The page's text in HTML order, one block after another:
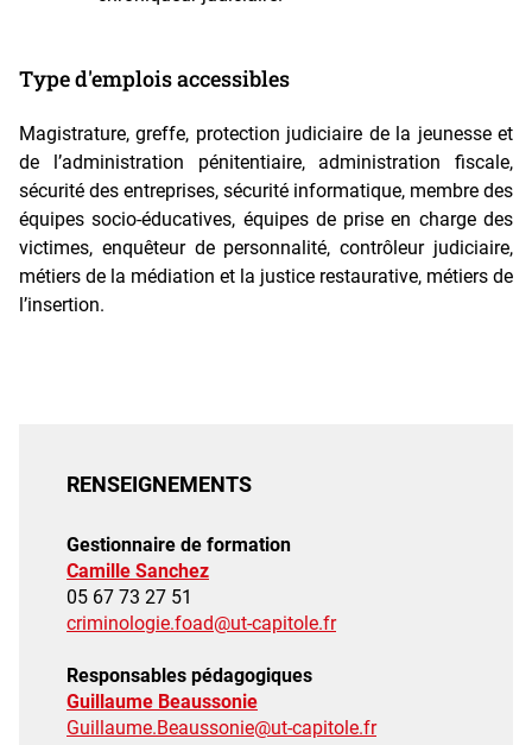
Type d'emplois accessibles
Magistrature, greffe, protection judiciaire de la jeunesse et
de l’administration pénitentiaire, administration fiscale,
sécurité des entreprises, sécurité informatique, membre des
équipes socio-éducatives, équipes de prise en charge des
victimes, enquêteur de personnalité, contrôleur judiciaire,
métiers de la médiation et la justice restaurative, métiers de
l’insertion.
RENSEIGNEMENTS
Gestionnaire de formation
Camille Sanchez
05 67 73 27 51
criminologie.foad@ut-capitole.fr
Responsables pédagogiques
Guillaume Beaussonie
Guillaume.Beaussonie@ut-capitole.fr